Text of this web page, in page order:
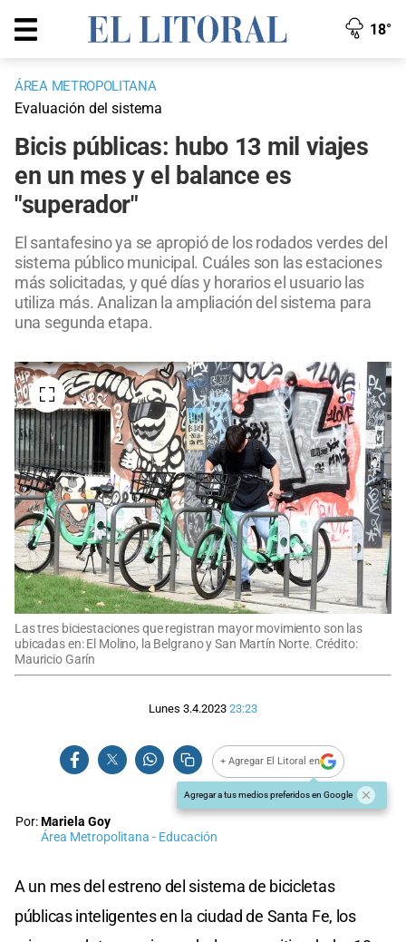
18°
ÁREA METROPOLITANA
Evaluación del sistema
Bicis públicas: hubo 13 mil viajes
en un mes y el balance es
"superador"
El santafesino ya se apropió de los rodados verdes del
sistema público municipal. Cuáles son las estaciones
más solicitadas, y qué días y horarios el usuario las
utiliza más. Analizan la ampliación del sistema para
una segunda etapa.
Las tres biciestaciones que registran mayor movimiento son las
ubicadas en: El Molino, la Belgrano y San Martín Norte. Crédito:
Mauricio Garín
Lunes 3.4.2023 23:23
+ Agregar El Litoral en
Agregar a tus medios preferidos en Google
Por:Mariela Goy
Área Metropolitana - Educación
A un mes del estreno del sistema de bicicletas
públicas inteligentes en la ciudad de Santa Fe, los